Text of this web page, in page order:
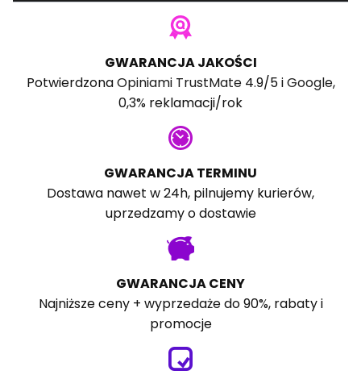
GWARANCJA JAKOŚCI
PotwierdzonaOpiniami TrustMate4.9/5 iGoogle,
0,3% reklamacji/rok
GWARANCJA TERMINU
Dostawa nawet w 24h, pilnujemy kurierów,
uprzedzamy o dostawie
GWARANCJA CENY
Najniższe ceny + wyprzedaże do 90%, rabaty i
promocje